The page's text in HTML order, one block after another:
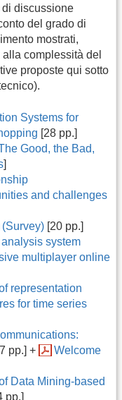
discussione
del grado di
mostrati,
complessità del
proposte qui sotto
Systems for
[28 pp.]
Good, the Bad,
]
and challenges
[20 pp.]
system
multiplayer online
representation
for time series
pp.] +
Welcome
Data Mining-based
pp.]